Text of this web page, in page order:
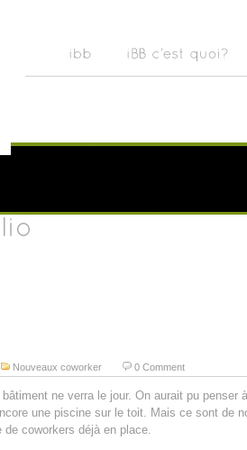
Nouveaux coworker 0 Comment
ne verra le jour. On aurait pu penser
une piscine sur le toit. Mais ce sont de
de coworkers déjà en place.